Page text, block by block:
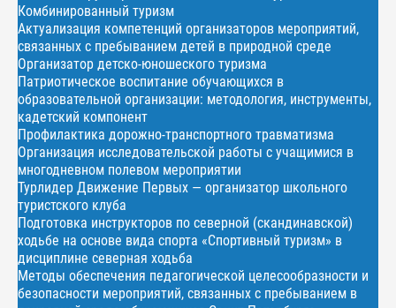
Комбинированный туризм
Актуализация компетенций организаторов мероприятий,
связанных с пребыванием детей в природной среде
Организатор детско-юношеского туризма
Патриотическое воспитание обучающихся в
образовательной организации: методология, инструменты,
кадетский компонент
Профилактика дорожно-транспортного травматизма
Организация исследовательской работы с учащимися в
многодневном полевом мероприятии
Турлидер Движение Первых — организатор школьного
туристского клуба
Подготовка инструкторов по северной (скандинавской)
ходьбе на основе вида спорта «Спортивный туризм» в
дисциплине северная ходьба
Методы обеспечения педагогической целесообразности и
безопасности мероприятий, связанных с пребыванием в